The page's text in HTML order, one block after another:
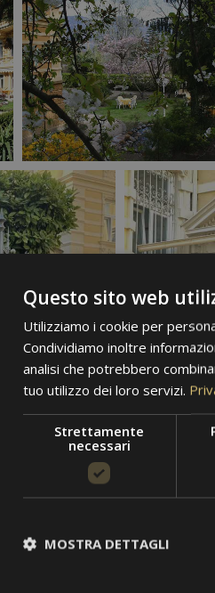
Questo sito web
Utilizziamo i cookie per
Condividiamo inoltre
analisi che potrebbero
tuo utilizzo dei loro servizi.
Strettamente
necessari
MOSTRA DETTAGLI